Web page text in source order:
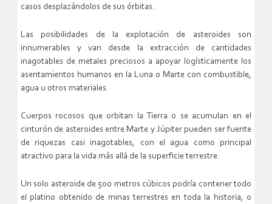
casos desplazándolos de sus órbitas.
Las posibilidades de la explotación de asteroides son
innumerables y van desde la extracción de cantidades
inagotables de metales preciosos a apoyar logísticamente los
asentamientos humanos en la Luna o Marte con combustible,
agua u otros materiales.
Cuerpos rocosos que orbitan la Tierra o se acumulan en el
cinturón de asteroides entre Marte y Júpiter pueden ser fuente
de riquezas casi inagotables, con el agua como principal
atractivo para la vida más allá de la superficie terrestre.
Un solo asteroide de 500 metros cúbicos podría contener todo
el platino obtenido de minas terrestres en toda la historia, o